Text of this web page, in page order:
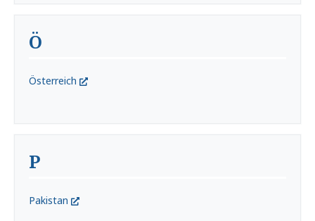
Ö
Österreich
P
Pakistan